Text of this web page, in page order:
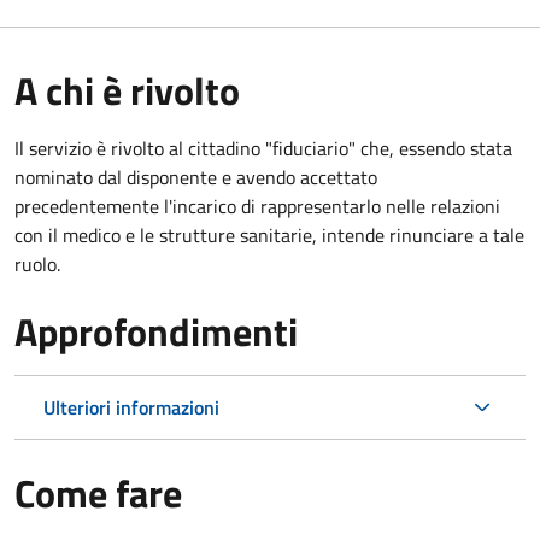
A chi è rivolto
Il servizio è rivolto al cittadino "fiduciario" che, essendo stata
nominato dal disponente e avendo accettato
precedentemente l'incarico di rappresentarlo nelle relazioni
con il medico e le strutture sanitarie, intende rinunciare a tale
ruolo.
Approfondimenti
Ulteriori informazioni
Come fare